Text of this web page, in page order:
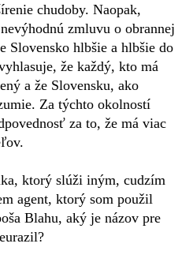
chudoby. Naopak,
zmluvu o obrannej
Slovensko hlbšie a hlbšie do
že každý, kto má
a že Slovensku, ako
Za týchto okolností
za to, že má viac
ktorý slúži iným, cudzím
agent, ktorý som použil
Blahu, aký je názov pre